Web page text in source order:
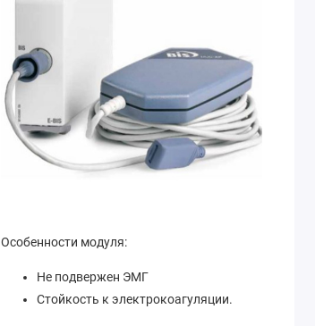
Особенности модуля:
Не подвержен ЭМГ
Стойкость к электрокоагуляции.